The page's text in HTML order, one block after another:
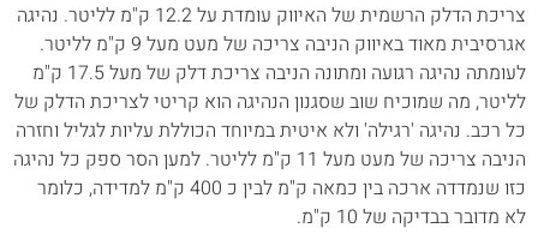
צריכת הדלק הרשמית של האיווק עומדת על 12.2 ק"מ לליטר. נהיגה
אגרסיבית מאוד באיווק הניבה צריכה של מעט מעל 9 ק"מ לליטר.
לעומתה נהיגה רגועה ומתונה הניבה צריכת דלק של מעל 17.5 ק"מ
לליטר, מה שמוכיח שוב שסגנון הנהיגה הוא קריטי לצריכת הדלק של
כל רכב. נהיגה 'רגילה' ולא איטית במיוחד הכוללת עליות לגליל וחזרה
הניבה צריכה של מעט מעל 11 ק"מ לליטר. למען הסר ספק כל נהיגה
כזו שנמדדה ארכה בין כמאה ק"מ לבין כ 400 ק"מ למדידה, כלומר
לא מדובר בבדיקה של 10 ק"מ.